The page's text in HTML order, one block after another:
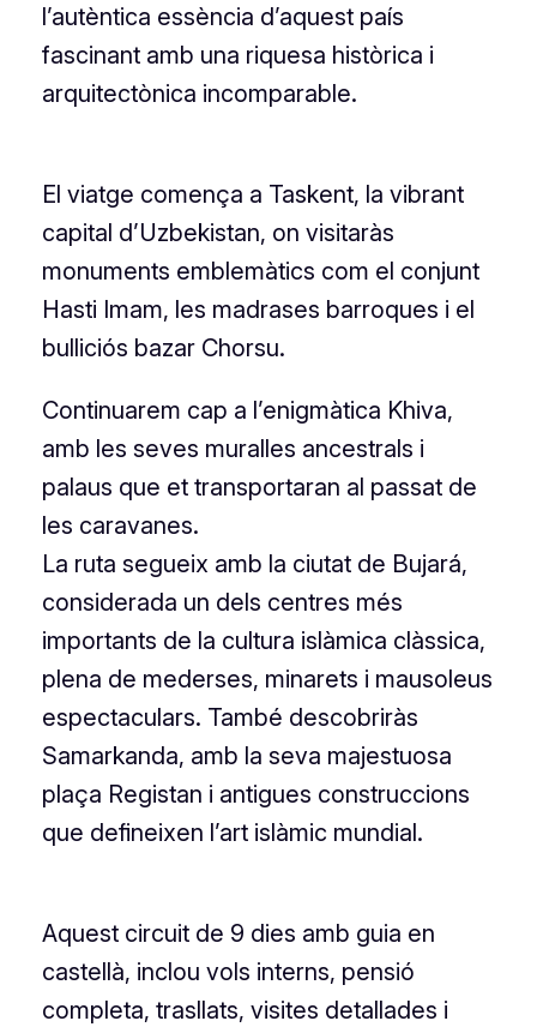
l’autèntica essència d’aquest país
fascinant amb una riquesa històrica i
arquitectònica incomparable.
El viatge comença a Taskent, la vibrant
capital d’Uzbekistan, on visitaràs
monuments emblemàtics com el conjunt
Hasti Imam, les madrases barroques i el
bulliciós bazar Chorsu.
Continuarem cap a l’enigmàtica Khiva,
amb les seves muralles ancestrals i
palaus que et transportaran al passat de
les caravanes.
La ruta segueix amb la ciutat de Bujará,
considerada un dels centres més
importants de la cultura islàmica clàssica,
plena de mederses, minarets i mausoleus
espectaculars. També descobriràs
Samarkanda, amb la seva majestuosa
plaça Registan i antigues construccions
que defineixen l’art islàmic mundial.
Aquest circuit de 9 dies amb guia en
castellà, inclou vols interns, pensió
completa, trasllats, visites detallades i